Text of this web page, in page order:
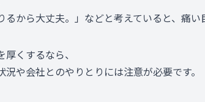
るから大丈夫。」などと考えていると、痛い
くするなら、
や会社とのやりとりには注意が必要です。